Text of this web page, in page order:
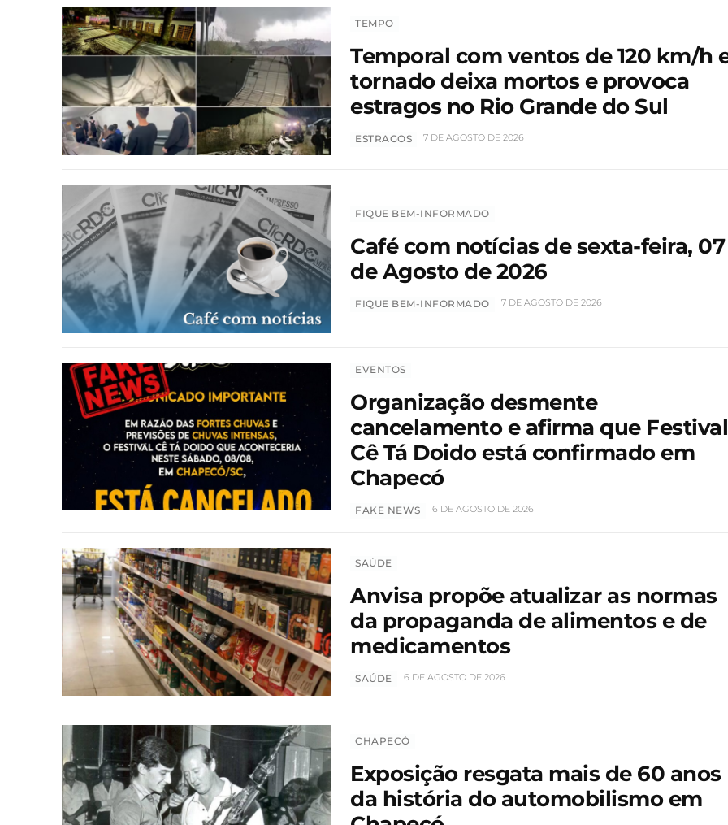
TEMPO
Temporal com ventos de 120 km/h
tornado deixa mortos e provoca
estragos no Rio Grande do Sul
ESTRAGOS 7 DE AGOSTO DE 2026
FIQUE BEM-INFORMADO
Café com notícias de sexta-feira, 07
de Agosto de 2026
FIQUE BEM-INFORMADO 7 DE AGOSTO DE 2026
EVENTOS
Organização desmente
cancelamento e afirma que Festival
Cê Tá Doido está confirmado em
Chapecó
FAKE NEWS 6 DE AGOSTO DE 2026
SAÚDE
Anvisa propõe atualizar as normas
da propaganda de alimentos e de
medicamentos
SAÚDE 6 DE AGOSTO DE 2026
CHAPECÓ
Exposição resgata mais de 60 anos
da história do automobilismo em